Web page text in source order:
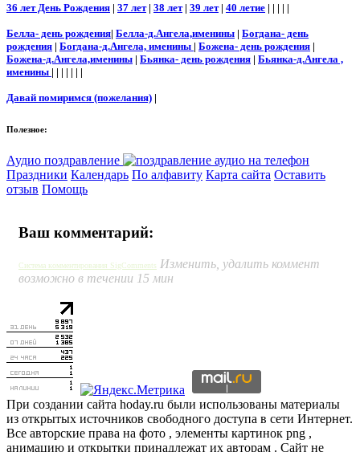
36 лет День Рождения | 37 лет| 38 лет| 39 лет| 40 летие | | | | |
Белла- день рождения| Белла-д.Ангела,именины | Богдана- день
рождения | Богдана-д.Ангела, именины | Божена- день рождения |
Божена-д.Ангела,именины | Бьянка- день рождения | Бьянка-д.Ангела ,
именины | | | | | | |
Давай помиримся (пожелания) |
Полезное:
Аудио поздравление
Праздники Календарь По алфавиту Карта сайта Оставить
отзыв Помощь
Ваш комментарий:
Система комментирования SigComments Изменить, удалить коммент
возможно в течении 15 мин
При создании сайта hoday.ru были использованы материалы
из открытых источников свободного доступа в сети Интернет.
Все авторские права на фото , элементы картинок png ,
анимацию и открытки принадлежат их авторам . Сайт не